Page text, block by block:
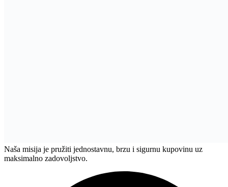
Naša misija je pružiti jednostavnu, brzu i sigurnu kupovinu uz
maksimalno zadovoljstvo.